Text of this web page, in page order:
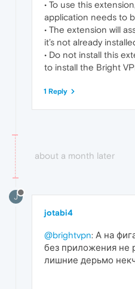
• To use this
application needs to
• The extension will
it’s not already
• Do not install this
to install the Bright
1 Reply
about a month later
J
jotabi4
@brightvpn: А на
без приложения не
лишние дерьмо